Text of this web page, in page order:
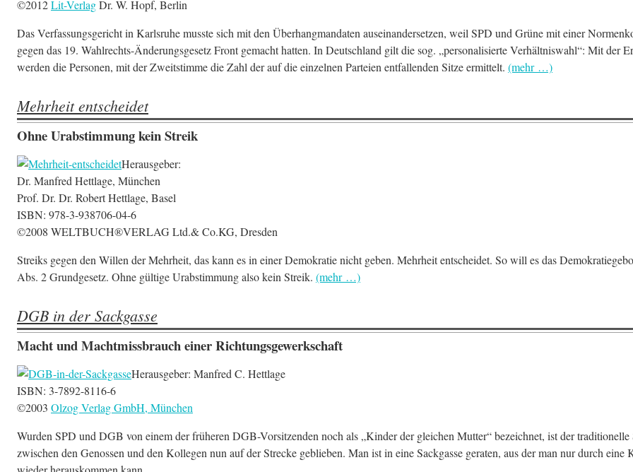
©2012Lit-VerlagDr. W. Hopf, Berlin
Das Verfassungsgericht in Karlsruhe musste sich mit den Überhangmandaten auseinandersetzen, weil SPD und Grüne mit einer
gegen das 19. Wahlrechts-Änderungsgesetz Front gemacht hatten. In Deutschland gilt die sog. „personalisierte Verhältniswahl“: Mit der
werden die Personen, mit der Zweitstimme die Zahl der auf die einzelnen Parteien entfallenden Sitze ermittelt. (mehr …)
Mehrheit entscheidet
Ohne Urabstimmung kein Streik
Herausgeber:
Dr. Manfred Hettlage, München
Prof. Dr. Dr. Robert Hettlage, Basel
ISBN: 978-3-938706-04-6
©2008 WELTBUCH®VERLAG Ltd.& Co.KG, Dresden
Streiks gegen den Willen der Mehrheit, das kann es in einer Demokratie nicht geben. Mehrheit entscheidet. So will es das
Abs. 2 Grundgesetz. Ohne gültige Urabstimmung also kein Streik. (mehr …)
DGB in der Sackgasse
Macht und Machtmissbrauch einer Richtungsgewerkschaft
Herausgeber: Manfred C. Hettlage
ISBN: 3-7892-8116-6
©2003 Olzog Verlag GmbH, München
Wurden SPD und DGB von einem der früheren DGB-Vorsitzenden noch als „Kinder der gleichen Mutter“ bezeichnet, ist der traditionelle
zwischen den Genossen und den Kollegen nun auf der Strecke geblieben. Man ist in eine Sackgasse geraten, aus der man nur durch eine